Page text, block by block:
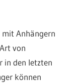
mit Anhängern
von
in den letzten
können